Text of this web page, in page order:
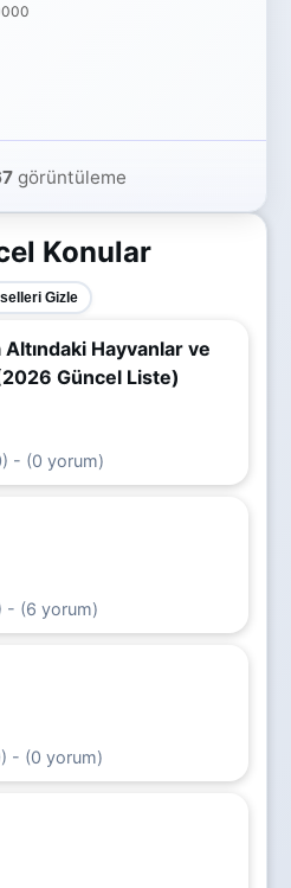
Konular
Gizle
Hayvanlar ve
Güncel Liste)
- (0 yorum)
- (6 yorum)
- (0 yorum)
görüntüleme